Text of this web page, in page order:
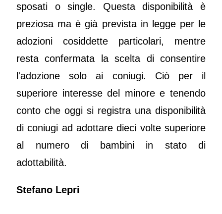
sposati o single. Questa disponibilità è
preziosa ma è già prevista in legge per le
adozioni cosiddette particolari, mentre
resta confermata la scelta di consentire
l'adozione solo ai coniugi. Ciò per il
superiore interesse del minore e tenendo
conto che oggi si registra una disponibilità
di coniugi ad adottare dieci volte superiore
al numero di bambini in stato di
adottabilità.
Stefano Lepri